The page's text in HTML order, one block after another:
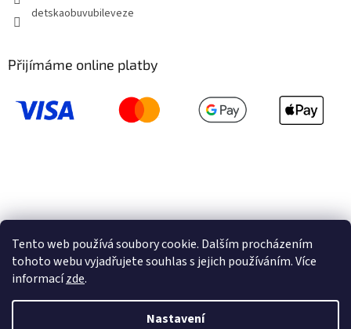
Tento web používá soubory cookie. Dalším procházením
tohoto webu vyjadřujete souhlas s jejich používáním. Více
informacízde.
Nastavení
detskaobuvubileveze
Přijímáme online platby